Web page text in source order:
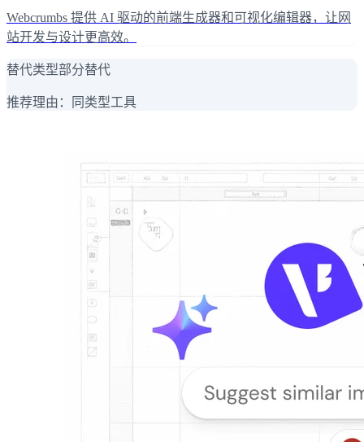
Webcrumbs 提供 AI 驱动的前端生成器和可视化编辑器，让网
站开发与设计更高效。
替代类型部分替代
推荐理由： 同类型工具